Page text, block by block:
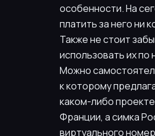
особенности. На
платить за него ни
Также не стоит
использовать их
Можно
к которому
каком-либо
Франции, а симка
виртуального